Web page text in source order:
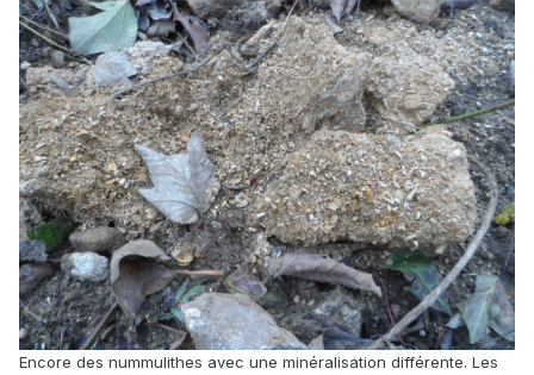
Encore des nummulithes avec une minéralisation différente. Les